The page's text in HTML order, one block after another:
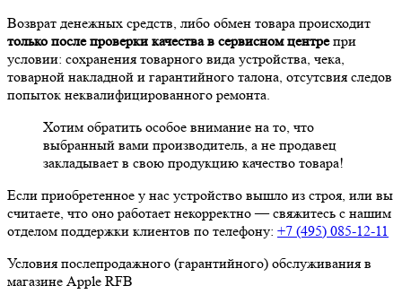
Возврат денежных средств, либо обмен товара происходит
только после проверки качества в сервисном центрепри
условии: сохранения товарного вида устройства, чека,
товарной накладной и гарантийного талона, отсутсвия следов
попыток неквалифицированного ремонта.
Хотим обратить особое внимание на то, что
выбранный вами производитель, а не продавец
закладывает в свою продукцию качество товара!
Если приобретенное у нас устройство вышло из строя, или вы
считаете, что оно работает некорректно — свяжитесь с нашим
отделом поддержки клиентов по телефону: +7 (495) 085-12-11
Условия послепродажного (гарантийного) обслуживания в
магазине Apple RFB